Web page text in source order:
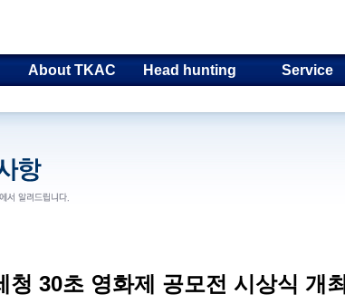
About TKAC Head hunting Service
청 30초 영화제 공모전 시상식 개최